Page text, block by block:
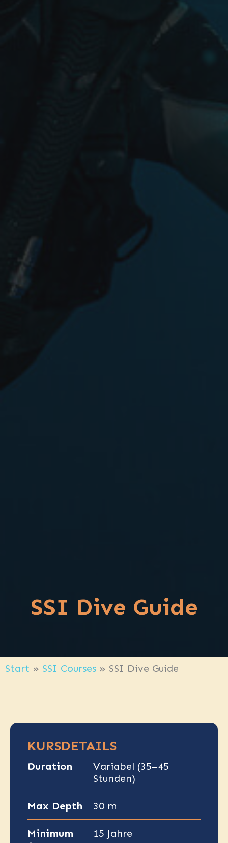
SSI Dive Guide
Start » SSI Courses » SSI Dive Guide
KURSDETAILS
Duration
Variabel (35–45
Stunden)
Max Depth 30 m
Minimum
15 Jahre